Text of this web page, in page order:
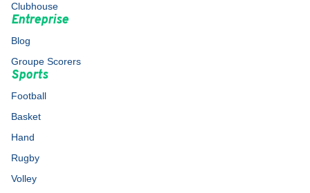
Clubhouse
Entreprise
Blog
Groupe Scorers
Sports
Football
Basket
Hand
Rugby
Volley